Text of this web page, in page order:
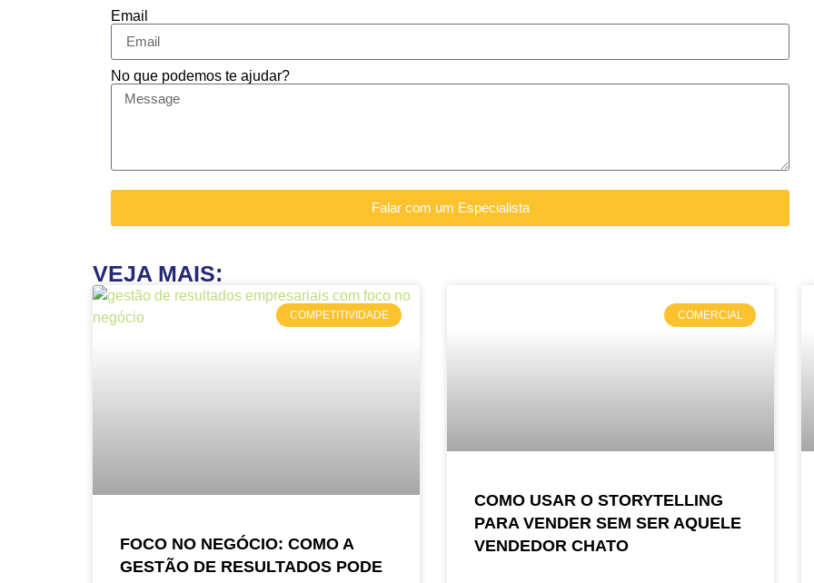
Email
No que podemos te ajudar?
Falar com um Especialista
VEJA MAIS:
COMPETITIVIDADE
FOCO NO NEGÓCIO: COMO A
GESTÃO DE RESULTADOS PODE
COMERCIAL
COMO USAR O STORYTELLING
PARA VENDER SEM SER AQUELE
VENDEDOR CHATO